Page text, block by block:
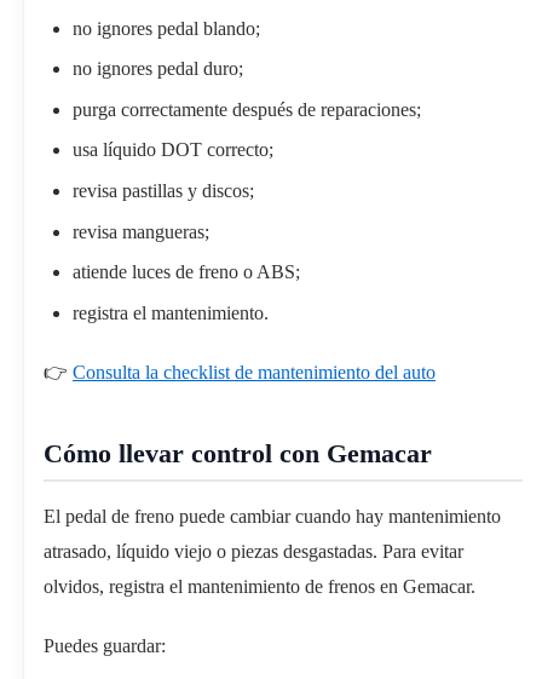
no ignores pedal blando;
no ignores pedal duro;
purga correctamente después de reparaciones;
usa líquido DOT correcto;
revisa pastillas y discos;
revisa mangueras;
atiende luces de freno o ABS;
registra el mantenimiento.
👉 Consulta la checklist de mantenimiento del auto
Cómo llevar control con Gemacar
El pedal de freno puede cambiar cuando hay mantenimiento
atrasado, líquido viejo o piezas desgastadas. Para evitar
olvidos, registra el mantenimiento de frenos en Gemacar.
Puedes guardar: